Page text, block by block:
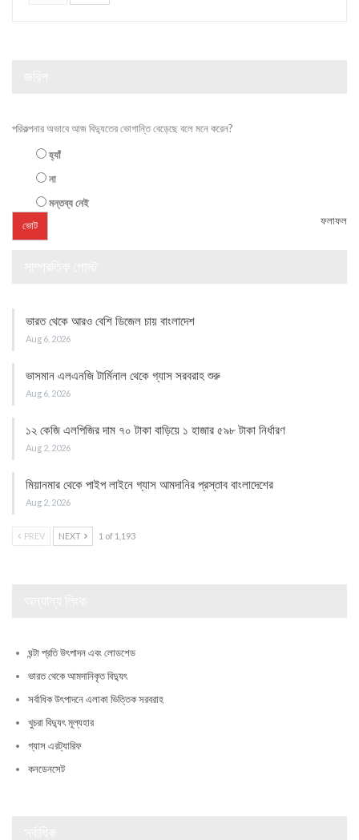
পরিকল্পনার অভাবে আজ বিদ্যুতের ভোগান্তি বেড়েছে বলে মনে করেন?
হ্যাঁ
না
মন্তব্য নেই
ফলাফল
ভারত থেকে আরও বেশি ডিজেল চায় বাংলাদেশ
Aug 6, 2026
ভাসমান এলএনজি টার্মিনাল থেকে গ্যাস সরবরাহ শুরু
Aug 6, 2026
১২ কেজি এলপিজির দাম ৭০ টাকা বাড়িয়ে ১ হাজার ৫৯৮ টাকা নির্ধারণ
Aug 2, 2026
মিয়ানমার থেকে পাইপ লাইনে গ্যাস আমদানির প্রস্তাব বাংলাদেশের
Aug 2, 2026
PREV NEXT 1 of 1,193
ঘন্টা প্রতি উৎপাদন এবং লোডশেড
ভারত থেকে আমদানিকৃত বিদ্যুৎ
সর্বাধিক উৎপাদনে এলাকা ভিত্তিক সরবরাহ
খুচরা বিদ্যুৎ মূল্যহার
গ্যাস এরট্যারিফ
কনডেনসেট